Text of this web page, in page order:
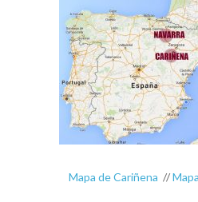
Mapa de Cariñena //